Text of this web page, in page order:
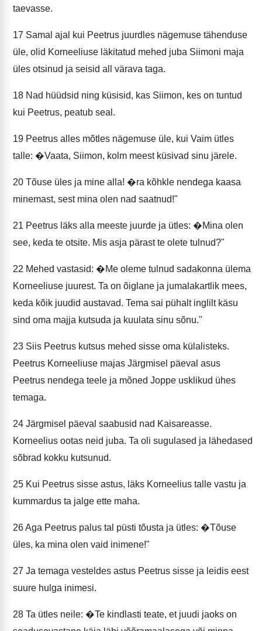
taevasse.
17 Samal ajal kui Peetrus juurdles nägemuse tähenduse
üle, olid Korneeliuse läkitatud mehed juba Siimoni maja
üles otsinud ja seisid all värava taga.
18 Nad hüüdsid ning küsisid, kas Siimon, kes on tuntud
kui Peetrus, peatub seal.
19 Peetrus alles mõtles nägemuse üle, kui Vaim ütles
talle: �Vaata, Siimon, kolm meest küsivad sinu järele.
20 Tõuse üles ja mine alla! �ra kõhkle nendega kaasa
minemast, sest mina olen nad saatnud!"
21 Peetrus läks alla meeste juurde ja ütles: �Mina olen
see, keda te otsite. Mis asja pärast te olete tulnud?"
22 Mehed vastasid: �Me oleme tulnud sadakonna ülema
Korneeliuse juurest. Ta on õiglane ja jumalakartlik mees,
keda kõik juudid austavad. Tema sai pühalt inglilt käsu
sind oma majja kutsuda ja kuulata sinu sõnu."
23 Siis Peetrus kutsus mehed sisse oma külalisteks.
Peetrus Korneeliuse majas Järgmisel päeval asus
Peetrus nendega teele ja mõned Joppe usklikud ühes
temaga.
24 Järgmisel päeval saabusid nad Kaisareasse.
Korneelius ootas neid juba. Ta oli sugulased ja lähedased
sõbrad kokku kutsunud.
25 Kui Peetrus sisse astus, läks Korneelius talle vastu ja
kummardus ta jalge ette maha.
26Aga Peetrus palus tal püsti tõusta ja ütles: �Tõuse
üles, ka mina olen vaid inimene!"
27 Ja temaga vesteldes astus Peetrus sisse ja leidis eest
suure hulga inimesi.
28 Ta ütles neile: �Te kindlasti teate, et juudi jaoks on